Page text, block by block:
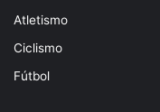
Atletismo
Ciclismo
Fútbol